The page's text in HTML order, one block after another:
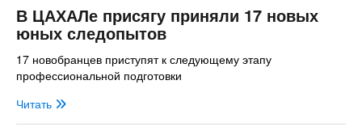
В ЦАХАЛе присягу приняли 17 новых
юных следопытов
17 новобранцев приступят к следующему этапу
профессиональной подготовки
Читать